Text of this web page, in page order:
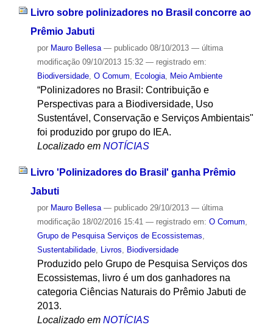
Livro sobre polinizadores no Brasil concorre ao
Prêmio Jabuti
por Mauro Bellesa — publicado08/10/2013 — última
modificação09/10/2013 15:32 — registrado em:
Biodiversidade, O Comum Ecologia, Meio Ambiente
“Polinizadores no Brasil: Contribuição e
Perspectivas para a Biodiversidade, Uso
Sustentável, Conservação e Serviços Ambientais"
foi produzido por grupo do IEA.
Localizado em NOTÍCIAS
Livro 'Polinizadores do Brasil' ganha Prêmio
Jabuti
por Mauro Bellesa — publicado29/10/2013 — última
modificação18/02/2016 15:41 — registrado em: O Comum
Grupo de Pesquisa Serviços de Ecossistemas
Sustentabilidade, Livros Biodiversidade
Produzido pelo Grupo de Pesquisa Serviços dos
Ecossistemas, livro é um dos ganhadores na
categoria Ciências Naturais do Prêmio Jabuti de
2013.
Localizado em NOTÍCIAS